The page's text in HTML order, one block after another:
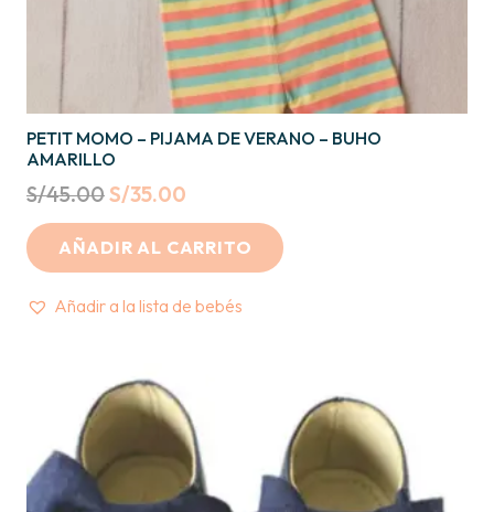
PETIT MOMO – PIJAMA DE VERANO – BUHO
AMARILLO
S/45.00Original
price
was:
S/45.00.
S/35.00
price
is:
S/35.00.
AÑADIR AL CARRITO
Añadir a la lista de bebés